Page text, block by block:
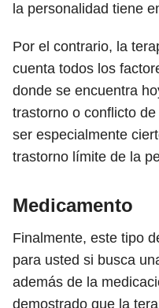
la personalidad tiene
Por el contrario, la
cuenta todos los
donde se encuentra
trastorno o conflicto
ser especialmente
trastorno límite de la
Medicamento
Finalmente, este tipo
para usted si busca
además de la
demostrado que la